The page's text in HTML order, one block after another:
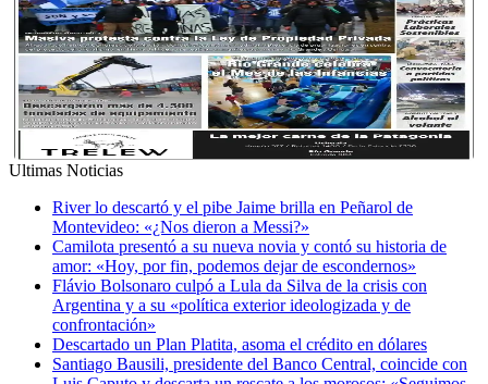
Ultimas Noticias
River lo descartó y el pibe Jaime brilla en Peñarol de
Montevideo: «¿Nos dieron a Messi?»
Camilota presentó a su nueva novia y contó su historia de
amor: «Hoy, por fin, podemos dejar de escondernos»
Flávio Bolsonaro culpó a Lula da Silva de la crisis con
Argentina y a su «política exterior ideologizada y de
confrontación»
Descartado un Plan Platita, asoma el crédito en dólares
Santiago Bausili, presidente del Banco Central, coincide con